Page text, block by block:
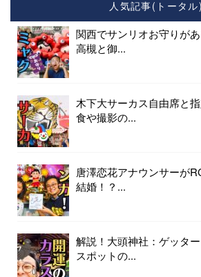
人気記事(トータル)
関西でサンリオお守りが
高槻と御...
木下大サーカス自由席と
食や撮影の...
唐澤恋花アナウンサーが
結婚！？...
解説！大頭神社：ゲッタ
スポットの...